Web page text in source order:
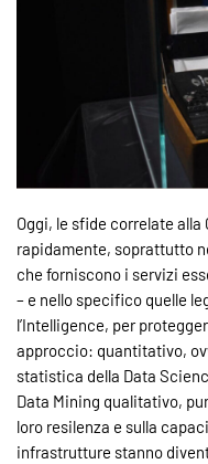
Oggi, le sfide correlate
rapidamente, soprattutto
che forniscono i servizi
– e nello specifico quelle
l’Intelligence, per
approccio: quantitativo,
statistica della Data
Data Mining qualitativo,
loro resilenza e sulla
infrastrutture stanno